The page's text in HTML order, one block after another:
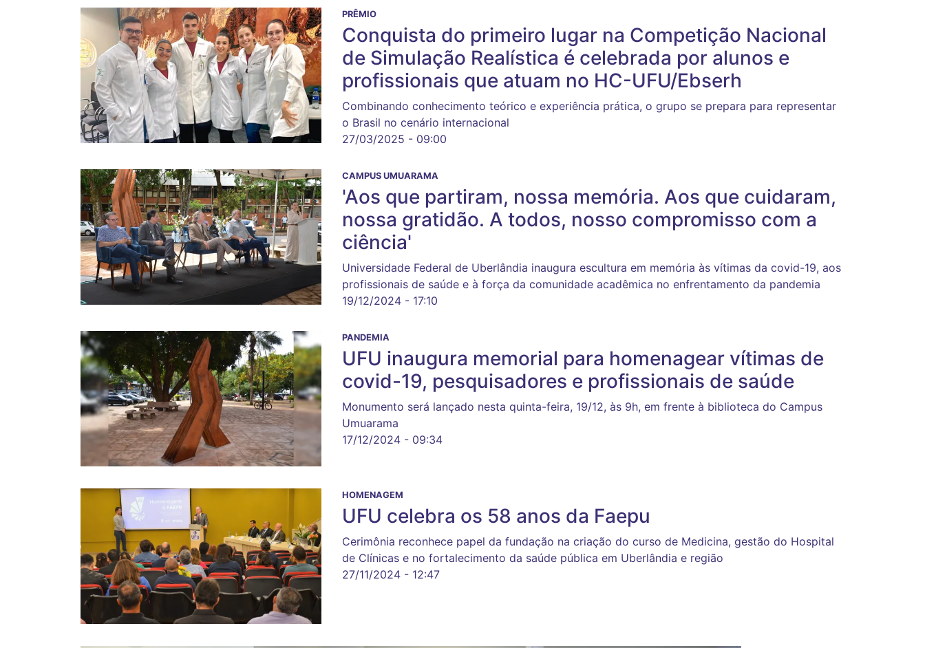
PRÊMIO
Conquista do primeiro lugar na Competição Nacional
de Simulação Realística é celebrada por alunos e
profissionais que atuam no HC-UFU/Ebserh
Combinando conhecimento teórico e experiência prática, o grupo se prepara para representar
o Brasil no cenário internacional
27/03/2025 - 09:00
CAMPUS UMUARAMA
'Aos que partiram, nossa memória. Aos que cuidaram,
nossa gratidão. A todos, nosso compromisso com a
ciência'
Universidade Federal de Uberlândia inaugura escultura em memória às vítimas da covid-19, aos
profissionais de saúde e à força da comunidade acadêmica no enfrentamento da pandemia
19/12/2024 - 17:10
PANDEMIA
UFU inaugura memorial para homenagear vítimas de
covid-19, pesquisadores e profissionais de saúde
Monumento será lançado nesta quinta-feira, 19/12, às 9h, em frente à biblioteca do Campus
Umuarama
17/12/2024 - 09:34
HOMENAGEM
UFU celebra os 58 anos da Faepu
Cerimônia reconhece papel da fundação na criação do curso de Medicina, gestão do Hospital
de Clínicas e no fortalecimento da saúde pública em Uberlândia e região
27/11/2024 - 12:47